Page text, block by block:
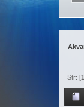
Str: [